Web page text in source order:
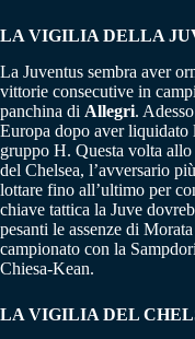
LA VIGILIA DELLA
La Juventus sembra aver
vittorie consecutive in
panchina di Allegri.
Europa dopo aver
gruppo H. Questa volta
del Chelsea, l’avversario
lottare fino all’ultimo per
chiave tattica la Juve
pesanti le assenze di
campionato con la
Chiesa-Kean.
LA VIGILIA DEL